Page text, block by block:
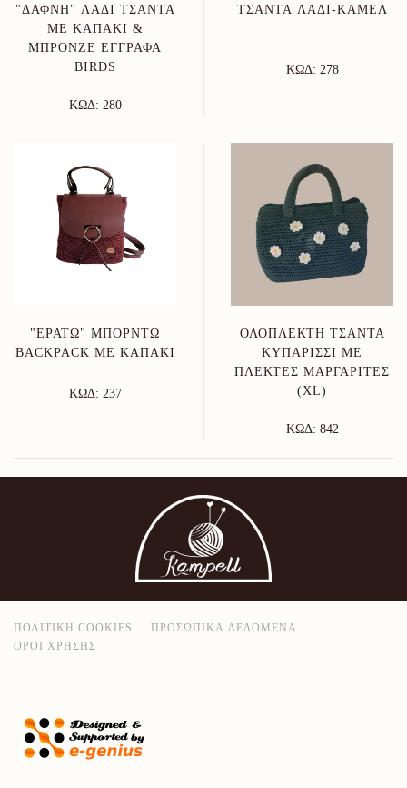
"ΔΆΦΝΗ" ΛΑΔΊ ΤΣΆΝΤΑ
ΜΕ ΚΑΠΆΚΙ &
ΜΠΡΟΝΖΈ ΕΓΓΡΆΦΑ
BIRDS
ΚΩΔ: 280
ΤΣΆΝΤΑ ΛΑΔΊ-ΚΆΜΕΛ
ΚΩΔ: 278
"ΕΡΑΤΏ" ΜΠΟΡΝΤΏ
BACKPACK ΜΕ ΚΑΠΆΚΙ
ΚΩΔ: 237
ΟΛΌΠΛΕΚΤΗ ΤΣΆΝΤΑ
ΚΥΠΑΡΙΣΣΊ ΜΕ
ΠΛΕΚΤΈΣ ΜΑΡΓΑΡΊΤΕΣ
(XL)
ΚΩΔ: 842
ΠΟΛΙΤΙΚΉ COOKIES
ΠΡΟΣΩΠΙΚΆ ΔΕΔΟΜΈΝΑ
ΌΡΟΙ ΧΡΉΣΗΣ